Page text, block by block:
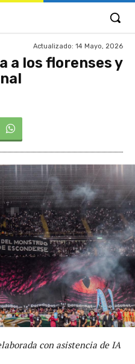
Actualizado: 14 Mayo, 2026
a los florenses y
con asistencia de IA